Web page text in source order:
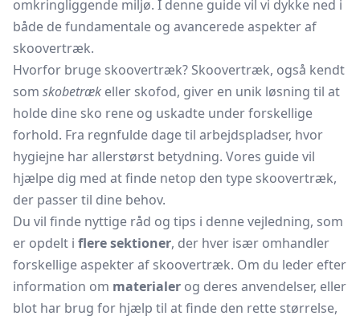
omkringliggende miljø. I denne guide vil vi dykke ned i
både de fundamentale og avancerede aspekter af
skoovertræk.
Hvorfor bruge skoovertræk? Skoovertræk, også kendt
som skobetræk eller skofod, giver en unik løsning til at
holde dine sko rene og uskadte under forskellige
forhold. Fra regnfulde dage til arbejdspladser, hvor
hygiejne har allerstørst betydning. Vores guide vil
hjælpe dig med at finde netop den type skoovertræk,
der passer til dine behov.
Du vil finde nyttige råd og tips i denne vejledning, som
er opdelt i flere sektioner, der hver især omhandler
forskellige aspekter af skoovertræk. Om du leder efter
information om materialer og deres anvendelser, eller
blot har brug for hjælp til at finde den rette størrelse,